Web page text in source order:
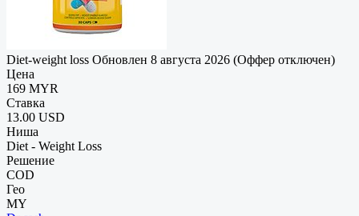
Diet-weight loss Обновлен 8 августа 2026 (Оффер отключен)
Цена
169 MYR
Ставка
13.00 USD
Ниша
Diet - Weight Loss
Решение
COD
Гео
MY